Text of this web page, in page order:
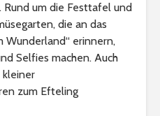
um die Festtafel und
die an das
Wunderland“ erinnern,
Selfies machen. Auch
kleiner
zum Efteling